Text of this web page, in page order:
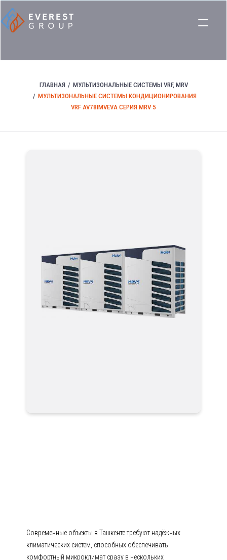
ГЛАВНАЯ
МУЛЬТИЗОНАЛЬНЫЕ СИСТЕМЫ VRF, MRV
МУЛЬТИЗОНАЛЬНЫЕ СИСТЕМЫ КОНДИЦИОНИРОВАНИЯ
VRF AV78IMVEVA СЕРИЯ MRV 5
Современные объекты в Ташкенте требуют надёжных
климатических систем, способных обеспечивать
комфортный микроклимат сразу в нескольких